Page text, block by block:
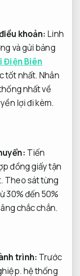
khoản: Linh
và gửi bảng
Điện Biên
tốt nhất.Nhân
nhất về
lợi đi kèm.
Tiến
đồng giấy tận
Theo sát từng
30% đến 50%
chắc chắn.
trình: Trước
hệ thống